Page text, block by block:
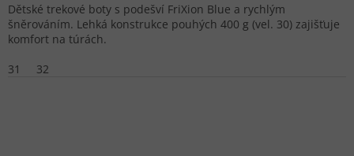
Dětské trekové boty s podešví FriXion Blue a rychlým
šněrováním. Lehká konstrukce pouhých 400 g (vel. 30) zajišťuje
komfort na túrách.
31
32